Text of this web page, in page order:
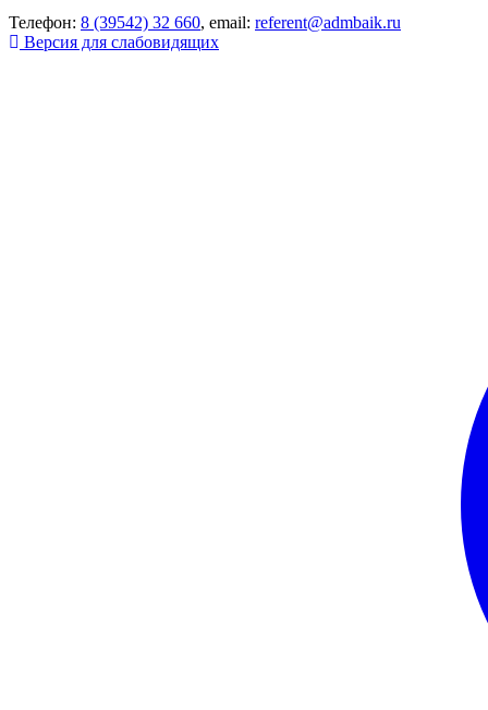
Телефон: 8 (39542) 32 660, email: referent@admbaik.ru
Версия для слабовидящих